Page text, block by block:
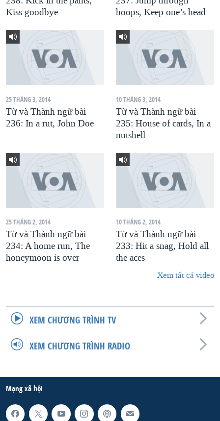
QUAN HỆ VIỆT MỸ
Kiss goodbye
hoops, Keep one’s head
25 THÁNG 3, 2014
Từ và Thành ngữ bài
236: In a rut, John Doe
10 THÁNG 3, 2014
Từ và Thành ngữ bài
235: House of cards, In a
nutshell
25 THÁNG 2, 2014
Từ và Thành ngữ bài
234: A home run, The
honeymoon is over
10 THÁNG 2, 2014
Từ và Thành ngữ bài
233: Hit a snag, Hold all
the aces
Xem tất cả video
XEM CHƯƠNG TRÌNH TV
XEM CHƯƠNG TRÌNH RADIO
Mạng xã hội